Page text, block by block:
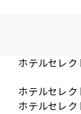
ホテルセレ
ホテルセレ
ホテルセレク